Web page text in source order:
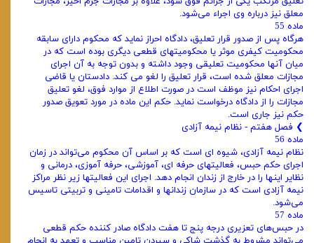
معلق نیز درباره وی اجراء می‌شود.
ماده 55
هرگاه پس از صدور قرار تعلیق، دادگاه احراز نماید که محکوم دارای سابقه
محکومیت کیفری موثر یا محکومیتهای قطعی دیگری بوده است که در
میان آنها محکومیت تعلیقی وجود داشته و بدون توجه به آن اجرای
مجازات معلق شده است، قرار تعلیق را لغو می کند. دادستان یا قاضی
اجرای احکام نیز موظف است در صورت اطلاع از موارد فوق، لغو تعلیق
مجازات را از دادگاه درخواست نماید. حکم این ماده در مورد تعویق صدور
حکم نیز جاری است.
❯ فصل هفتم - نظام نیمه آزادی
ماده 56
نظام نیمه آزادی، شیوه ای است که بر اساس آن محکوم می‌تواند در زمان
اجرای حکم حبس، فعالیتهای حرفه ای، آموزشی، حرفه آموزی، درمانی و
نظایر اینها را در خارج از زندان انجام دهد. اجرای این فعالیتها زیر نظر مراکز
نیمه آزادی است که در سازمان زندانها و اقدامات تامینی و تربیتی تاسیس
می‌شود.
ماده 57
در حبس‌های تعزیری درجه پنج تا هفت دادگاه صادر کننده حکم قطعی